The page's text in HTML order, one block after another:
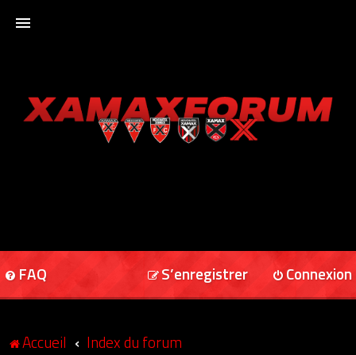
XAMAXFORUM
FAQ Connexion
S’enregistrer
Accueil Index du forum